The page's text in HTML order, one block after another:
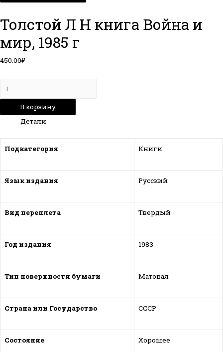
Толстой Л Н книга Война и
мир, 1985 г
450.00₽
Количество
товара
Толстой
книга
и
мир,
В корзину
Детали
Подкатегория Книги
Язык издания Русский
Вид переплета Твердый
Год издания 1983
Тип поверхности бумаги Матовая
Страна или Государство СССР
Состояние Хорошее